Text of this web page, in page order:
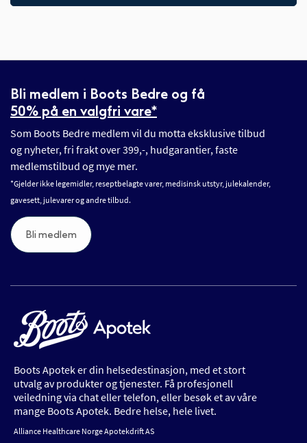
Bli medlem i Boots Bedre og få
50% på en valgfri vare*
Som Boots Bedre medlem vil du motta eksklusive tilbud
og nyheter, fri frakt over 399,-, hudgarantier, faste
medlemstilbud og mye mer.
*Gjelder ikke legemidler, reseptbelagte varer, medisinsk utstyr, julekalender,
gavesett, julevarer og andre tilbud.
Bli medlem
Boots Apotek er din helsedestinasjon, med et stort
utvalg av produkter og tjenester. Få profesjonell
veiledning via chat eller telefon, eller besøk et av våre
mange Boots Apotek. Bedre helse, hele livet.
Alliance Healthcare Norge Apotekdrift AS